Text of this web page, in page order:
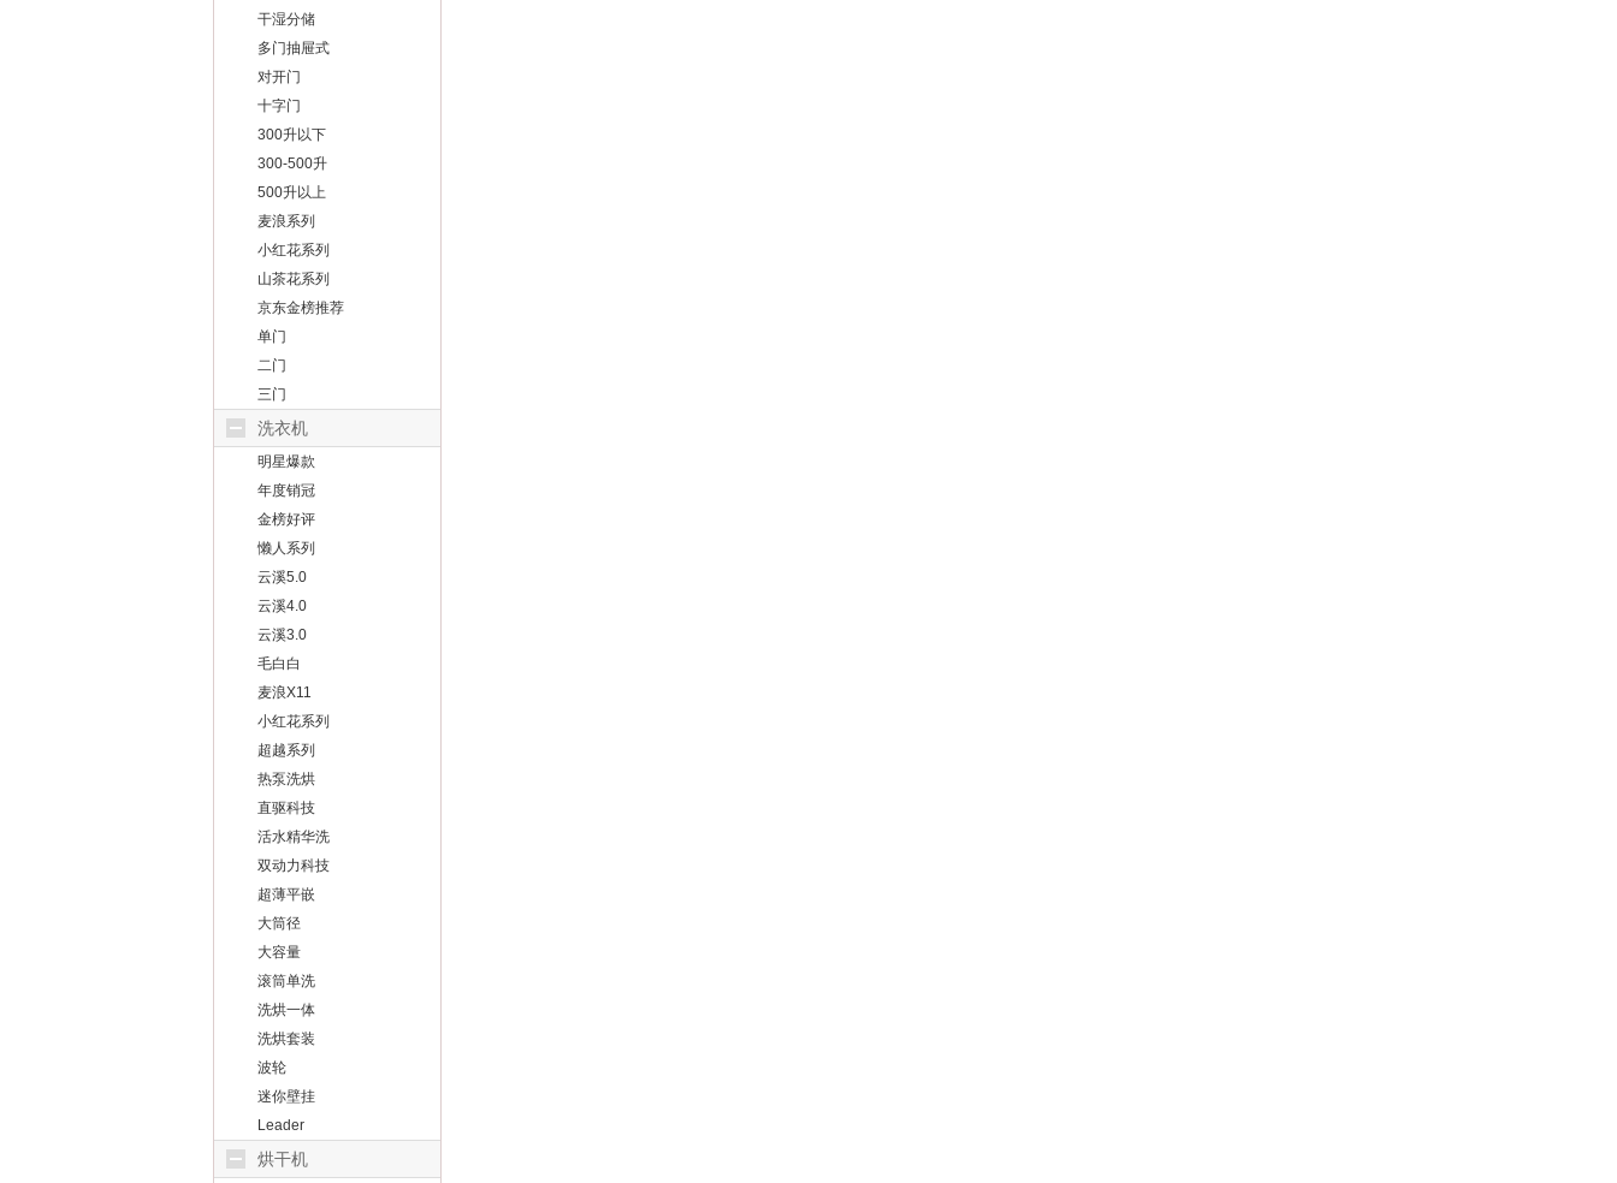
干湿分储
多门抽屉式
对开门
十字门
300升以下
300-500升
500升以上
麦浪系列
小红花系列
山茶花系列
京东金榜推荐
单门
二门
三门
洗衣机
明星爆款
年度销冠
金榜好评
懒人系列
云溪5.0
云溪4.0
云溪3.0
毛白白
麦浪X11
小红花系列
超越系列
热泵洗烘
直驱科技
活水精华洗
双动力科技
超薄平嵌
大筒径
大容量
滚筒单洗
洗烘一体
洗烘套装
波轮
迷你壁挂
Leader
烘干机